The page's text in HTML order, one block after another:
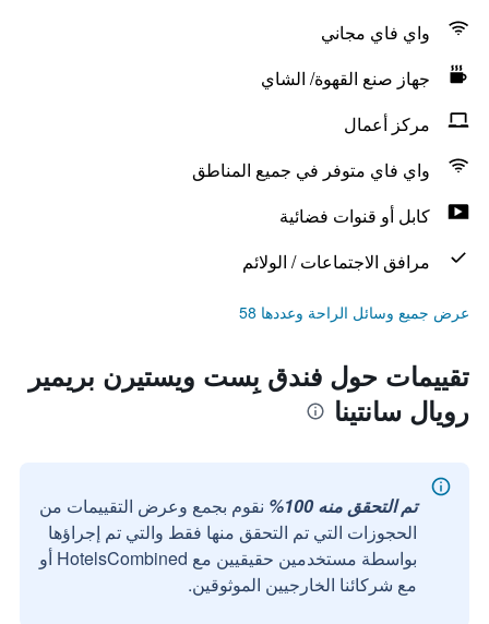
واي فاي مجاني
جهاز صنع القهوة/ الشاي
مركز أعمال
واي فاي متوفر في جميع المناطق
كابل أو قنوات فضائية
مرافق الاجتماعات / الولائم
عرض جميع وسائل الراحة وعددها 58
تقييمات حول فندق بِست ويستيرن بريمير
رويال سانتينا
تم التحقق منه 100%
نقوم بجمع وعرض التقييمات من
الحجوزات التي تم التحقق منها فقط والتي تم إجراؤها
بواسطة مستخدمين حقيقيين مع HotelsCombined أو
مع شركائنا الخارجيين الموثوقين.